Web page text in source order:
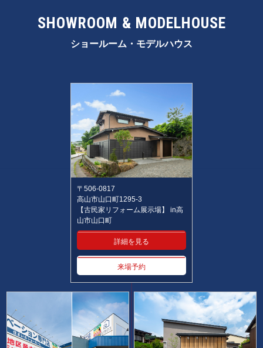
SHOWROOM & MODELHOUSE
ショールーム・モデルハウス
〒506-0817
高山市山口町1295-3
【古民家リフォーム展示場】 in高
山市山口町
詳細を見る
来場予約